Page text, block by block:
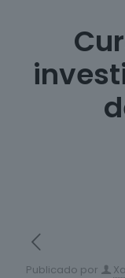
Publicado por